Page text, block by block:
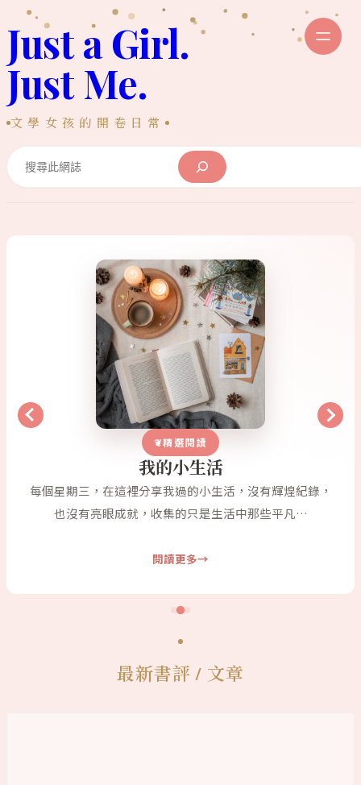
至
主
內
容
Just a Girl.
Just Me.
文學女孩的開卷日常
精選閱讀
我的小生活
每個星期三，在這裡分享我過的小生活，沒有輝煌紀錄，
也沒有亮眼成就，收集的只是生活中那些平凡…
閱讀更多
最新書評 / 文章